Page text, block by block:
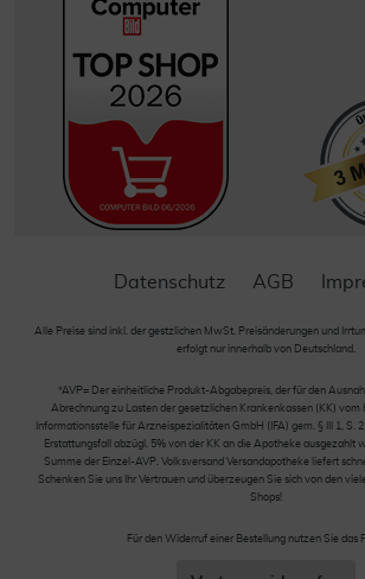
Datenschutz AGB
Alle Preise sind inkl. der gestzlichen MwSt. Preisänderungen und
erfolgt nur innerhalb von Deutschland.
*AVP= Der einheitliche Produkt-Abgabepreis, der für den
Abrechnung zu Lasten der gesetzlichen Krankenkassen (KK) vom
Informationsstelle für Arzneispezialitäten GmbH (IFA) gem. § III 1, S.
Erstattungsfall abzügl. 5% von der KK an die Apotheke ausgezahlt
Summe der Einzel-AVP. Volksversand Versandapotheke liefert
Schenken Sie uns Ihr Vertrauen und überzeugen Sie sich von den
Shops!
Für den Widerruf einer Bestellung nutzen Sie das